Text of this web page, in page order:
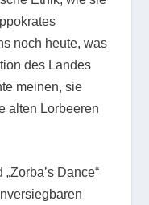
noch heute, was
des Landes
meinen, sie
alten Lorbeeren
Dance“